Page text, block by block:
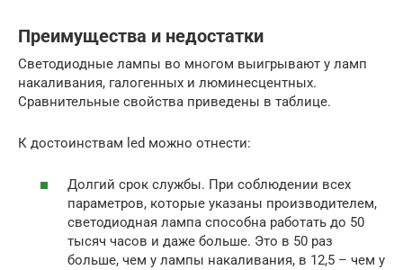
Преимущества и недостатки
Светодиодные лампы во многом выигрывают у ламп
накаливания, галогенных и люминесцентных.
Сравнительные свойства приведены в таблице.
К достоинствам led можно отнести:
Долгий срок службы. При соблюдении всех
параметров, которые указаны производителем,
светодиодная лампа способна работать до 50
тысяч часов и даже больше. Это в 50 раз
больше, чем у лампы накаливания, в 12,5 – чем у